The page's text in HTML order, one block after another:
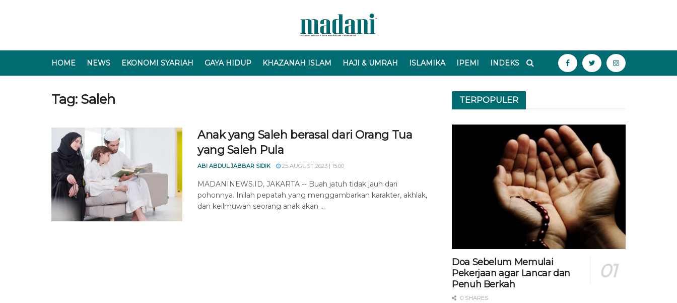
HOME NEWS EKONOMI SYARIAH GAYA HIDUP KHAZANAH ISLAM HAJI & UMRAH ISLAMIKA IPEMI INDEKS
Tag: Saleh
Anak yang Saleh berasal dari Orang Tua
yang Saleh Pula
ABI ABDUL JABBAR SIDIK 25 AUGUST 2023 | 15:00
MADANINEWS.ID, JAKARTA -- Buah jatuh tidak jauh dari
pohonnya. Inilah pepatah yang menggambarkan karakter, akhlak,
dan keilmuwan seorang anak akan ...
TERPOPULER
Doa Sebelum Memulai
Pekerjaan agar Lancar dan
Penuh Berkah
0 SHARES